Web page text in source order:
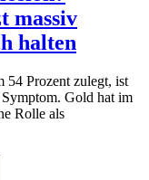
massiv
halten
54 Prozent zulegt, ist
Gold hat im
Rolle als